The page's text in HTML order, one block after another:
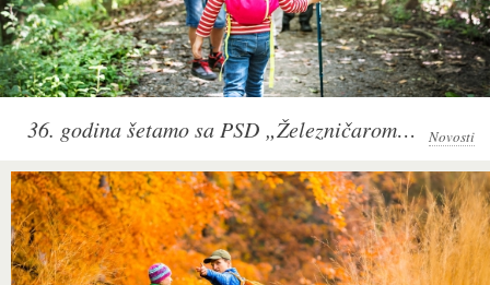
36. godina šetamo sa PSD „Železničarom" na Fruškoj gori Novosti